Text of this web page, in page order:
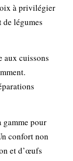
à privilégier
légumes
aux cuissons
pour
confort non
et d’œufs